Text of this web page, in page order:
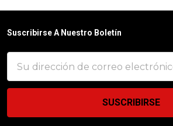
Suscribirse A Nuestro Boletín
de
correo